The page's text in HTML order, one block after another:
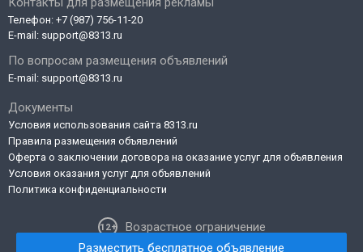
Телефон: +7 (987) 756-11-20
E-mail: support@8313.ru
По вопросам размещения объявлений
E-mail: support@8313.ru
Документы
Условия использования сайта 8313.ru
Правила размещения объявлений
Оферта о заключении договора на оказание услуг для объявления
Условия оказания услуг для объявлений
Политика конфиденциальности
Возрастное ограничение
Разместить бесплатное объявление